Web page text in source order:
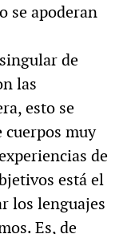
se apoderan
de
las
esto se
cuerpos muy
de
está el
los lenguajes
Es, de